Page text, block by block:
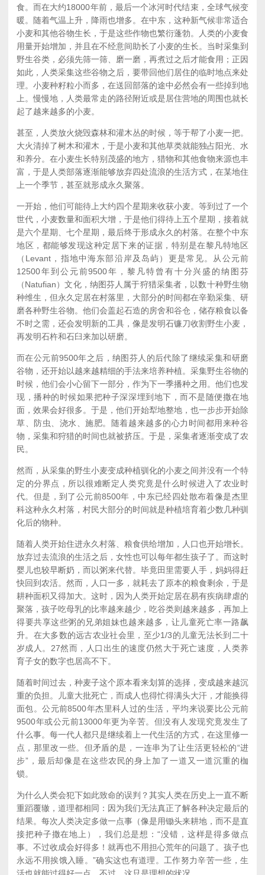
食。而在大约18000年前，最后一个冰河时代结束，全球气候变
暖。随着气温上升，降雨也增多。在中东，这种新气候非常适合
小麦和其他谷物生长，于是这些作物也繁衍蓬勃。人类的小麦食
用量开始增加，并且在不经意间助长了小麦的生长。当时采集到
野生谷类，必须先筛一筛、磨一磨，再煮过之后才能食用；正因
如此，人类采集这些谷物之后，要带回他们居住的临时地点来处
理。小麦种籽粒小而多，在送回部落的途中必然会有一些掉到地
上。慢慢地，人类最常走的路径附近或是居住营地的周围也就长
起了越来越多的小麦。
甚至，人类放火烧毁森林和灌木丛的时候，等于帮了小麦一把。
大火清掉了树木和灌木，于是小麦和其他草类就能独占阳光、水
和养分。在小麦生长特别茂盛的地方，猎物和其他食物来源也丰
富，于是人类部落逐渐能够放弃四处流浪的生活方式，在某地住
上一个季节，甚至就形成永久聚落。
一开始，他们可能待上大约四个星期来收获小麦。等到过了一个
世代，小麦数量和面积大增，于是他们得待上五个星期，接着就
是六个星期、七个星期，最后终于形成永久的村落。在整个中东
地区，都能够发现这种定居下来的证据，特别是在黎凡特地区
（Levant，指地中海东部沿岸及岛屿）更是常见。从公元前
12500年到公元前9500年，黎凡特曾有十分兴盛的纳图芬
（Natufian）文化，纳图芬人属于狩猎采集者，以数十种野生物
种维生，但永久定居在村落里，大部分的时间都在辛勤采集、研
磨各种野生谷物。他们会盖起石造的房舍和谷仓，储存粮食以备
不时之需，还会发明新的工具，像是发明石镰刀收割野生小麦，
再发明石杵和石臼来加以研磨。
而在公元前9500年之后，纳图芬人的后代除了继续采集和研磨
谷物，还开始以越来越精细的手法来培养种植。采集野生谷物的
时候，他们会小心留下一部分，作为下一季播种之用。他们也发
现，播种的时候如果把种子深深埋到地下，而不是随便撒在地
面，效果会好很多。于是，他们开始犁地整地，也一步步开始除
草、防虫、浇水、施肥。随着越来越多的心力时间都用来种谷
物，采集和狩猎的时间也就被挤压。于是，采集者逐渐变成了农
民。
然而，从采集的野生小麦变成种植驯化的小麦之间并没有一个特
定的分界点，所以很难断定人类究竟是什么时候进入了农业时
代。但是，到了公元前8500年，中东已经四处散布着像是杰里
科这种永久村落，村民大部分的时间就是种植培育着少数几种驯
化后的物种。
随着人类开始住进永久村落、粮食供给增加，人口也开始增长。
放弃过去流浪的生活之后，女性也可以每年都生孩子了。而这时
婴儿也较早断奶，而以粥来代替。毕竟田里需要人手，妈妈得赶
快回到农活。然而，人口一多，就耗去了原本的粮食剩余，于是
耕种面积又得加大。这时，因为人类开始定居在易有疾病肆虐的
聚落，孩子吃母乳的比率越来越少，吃谷类则越来越多，再加上
得要共享这些粥的兄弟姐妹也越来越多，让儿童死亡率一路飙
升。在大多数的远古农业社会里，至少1/3的儿童无法长到二十
岁成人。 27然而，人口出生的速度仍然大于死亡速度，人类养
育子女的数字也居高不下。
随着时间过去，种麦子这个原本看来划算的选择，变成越来越沉
重的负担。儿童大批死亡，而成人也得忙得满头大汗，才能换得
面包。公元前8500年杰里科人过的生活，平均来说要比公元前
9500年或公元前13000年更为辛苦。但没有人发现究竟发生了
什么事。每一代人都只是继续着上一代生活的方式，在这里修一
点，那里改一些。但矛盾的是，一连串为了让生活更轻松的“进
步”，最后却像是在这些农民的身上加了一道又一道沉重的枷
锁。
为什么人类会犯下如此致命的误判？其实人类在历史上一直不断
重蹈覆辙，道理都相同：因为我们无法真正了解各种决定最后的
结果。每次人类决定多做一点事（像是用锄头来耕地，而不是直
接把种子撒在地上），我们总是想：“没错，这样是得多做点
事。不过收成会好得多！就再也不用担心荒年的问题了。孩子也
永远不用挨饿入睡。”确实这也有道理。工作努力辛苦一些，生